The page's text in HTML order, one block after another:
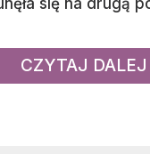
się na drugą
CZYTAJ DALEJ